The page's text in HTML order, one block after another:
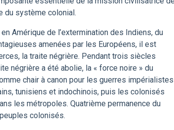
du système colonial.
Amérique de l’extermination des Indiens, du
amenées par les Européens, il est
la traite négrière. Pendant trois siècles
négrière a été abolie, la « force noire » du
chair à canon pour les guerres impérialistes
tunisiens et indochinois, puis les colonisés
les métropoles. Quatrième permanence du
colonisés.